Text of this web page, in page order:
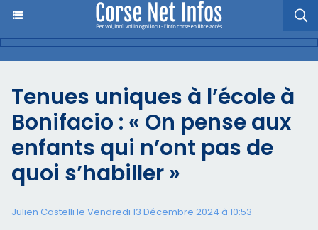
Tenues uniques à l’école à
Bonifacio : « On pense aux
enfants qui n’ont pas de
quoi s’habiller »
Julien Castelli le Vendredi 13 Décembre 2024 à 10:53